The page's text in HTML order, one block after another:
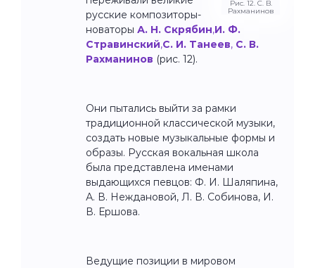
Рис. 12. С. В.
Рахманинов
русские композиторы-
новаторы А. Н. Скрябин,И. Ф.
Стравинский,С. И. Танеев, С. В.
Рахманинов (рис. 12).
Они пытались выйти за рамки
традиционной классической музыки,
создать новые музыкальные формы и
образы. Русская вокальная школа
была представлена именами
выдающихся певцов: Ф. И. Шаляпина,
А. В. Неждановой, Л. В. Собинова, И.
В. Ершова.
Ведущие позиции в мировом